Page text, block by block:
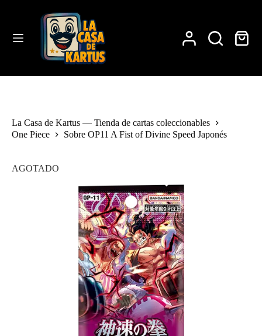
Carro
La Casa de Kartus — Tienda de cartas coleccionables
One Piece
Sobre OP11 A Fist of Divine Speed Japonés
AGOTADO